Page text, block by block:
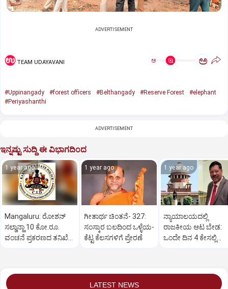
ADVERTISEMENT
TEAM UDAYAVANI ಅ ಅ
#Uppinangady #forest officers #Belthangady #Reserve Forest
#elephant
#Periyashanthi
ADVERTISEMENT
ಇನ್ನಷ್ಟು ಸುದ್ದಿ ಈ ವಿಭಾಗದಿಂದ
1 year ago
Mangaluru: ರೋಶನ್‌
ಸಲ್ಡಾನ್ಹಾ 10 ಕೋ.ರೂ.
ವಂಚನೆ ಪ್ರಕರಣದ ತನಿಖೆ
1 year ago
ಗೀತಾರ್ಥ ಚಿಂತನೆ- 327:
ಸಂಸ್ಕಾರ ಬಲದಿಂದ ಒಳ್ಳೆಯ-
ಕೆಟ್ಟ ಕೆಲಸಗಳಿಗೆ ಪ್ರೇರಣೆ
1 year ago
ನ್ಯಾಯಾಲಯದಲ್ಲಿ
ರಾಜಕೀಯ ಆಟ ಬೇಡ:
ಒಂದೇ ದಿನ 4 ಕೇಸಲ್ಲಿ
LATEST NEWS